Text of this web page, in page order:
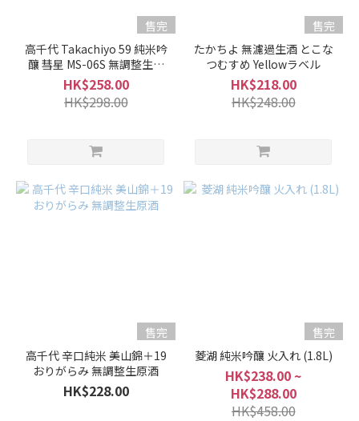
售完
高千代 Takachiyo 59 純米吟
釀 彗星 MS-06S 無調整生原
酒
HK$258.00
HK$298.00
售完
たかちよ 無濾過生酒 とこな
つむすめ Yellowラベル
HK$218.00
HK$248.00
售完
高千代 辛口純米 美山錦＋19
おりがらみ 無調整生原酒
HK$228.00
售完
菱湖 純米吟釀 火入れ (1.8L)
HK$238.00 ~
HK$288.00
HK$458.00